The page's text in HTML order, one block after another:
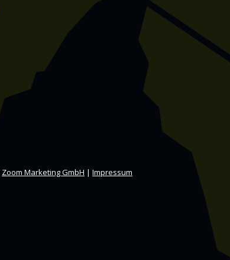
Zoom Marketing GmbH | Impressum